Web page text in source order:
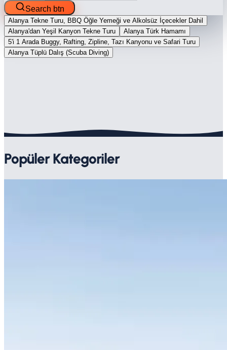
Search btn
Alanya Tekne Turu, BBQ Öğle Yemeği ve Alkolsüz İçecekler Dahil
Alanya'dan Yeşil Kanyon Tekne Turu
Alanya Türk Hamamı
5'i 1 Arada Buggy, Rafting, Zipline, Tazı Kanyonu ve Safari Turu
Alanya Tüplü Dalış (Scuba Diving)
Popüler Kategoriler